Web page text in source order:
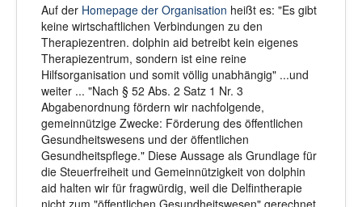
Auf der Homepage der Organisation heißt es: "Es gibt
keine wirtschaftlichen Verbindungen zu den
Therapiezentren. dolphin aid betreibt kein eigenes
Therapiezentrum, sondern ist eine reine
Hilfsorganisation und somit völlig unabhängig" ...und
weiter ... "Nach § 52 Abs. 2 Satz 1 Nr. 3
Abgabenordnung fördern wir nachfolgende,
gemeinnützige Zwecke: Förderung des öffentlichen
Gesundheitswesens und der öffentlichen
Gesundheitspflege." Diese Aussage als Grundlage für
die Steuerfreiheit und Gemeinnützigkeit von dolphin
aid halten wir für fragwürdig, weil die Delfintherapie
nicht zum "öffentlichen Gesundheitswesen" gerechnet